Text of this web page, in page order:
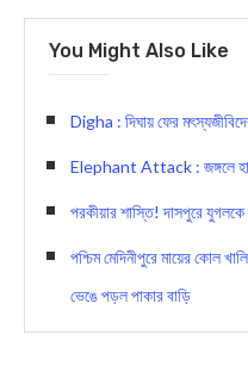
You Might Also Like
Digha : দিঘায় ফের
Elephant Attack : জঙ্গলে হাতি
পরকীয়ার শাস্তি! দাসপুরে যুগলকে
পশ্চিম মেদিনীপুরে মায়ের কোল
ভেঙে পড়ল পাকার বাড়ি